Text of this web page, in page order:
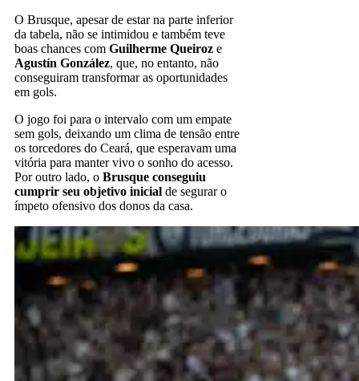
O Brusque, apesar de estar na parte inferior
da tabela, não se intimidou e também teve
boas chances com Guilherme Queiroz e
Agustín González, que, no entanto, não
conseguiram transformar as oportunidades
em gols.
O jogo foi para o intervalo com um empate
sem gols, deixando um clima de tensão entre
os torcedores do Ceará, que esperavam uma
vitória para manter vivo o sonho do acesso.
Por outro lado, o Brusque conseguiu
cumprir seu objetivo inicial de segurar o
ímpeto ofensivo dos donos da casa.